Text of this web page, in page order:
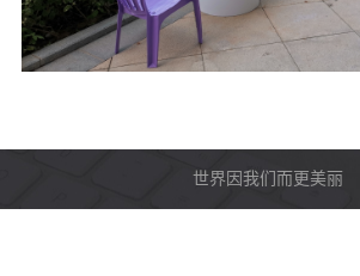
世界因我们而更美丽